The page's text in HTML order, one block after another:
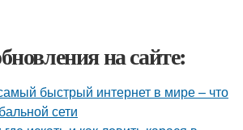
на сайте:
быстрый интернет в мире – что
сети